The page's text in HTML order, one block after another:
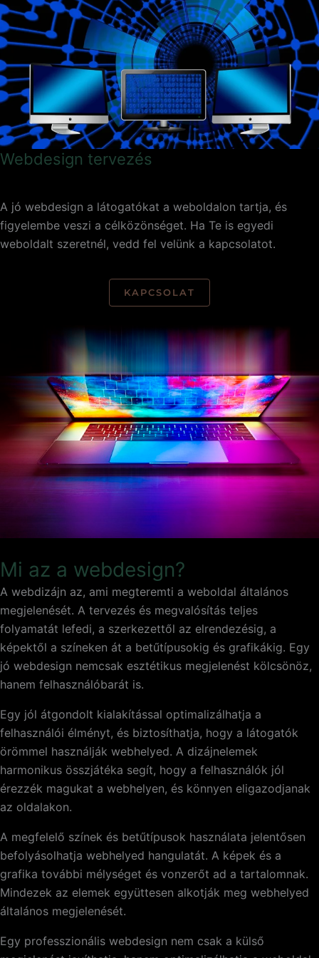
Webdesign tervezés
A jó webdesign a látogatókat a weboldalon tartja, és
figyelembe veszi a célközönséget. Ha Te is egyedi
weboldalt szeretnél, vedd fel velünk a kapcsolatot.
KAPCSOLAT
Mi az a webdesign?
A webdizájn az, ami megteremti a weboldal általános
megjelenését. A tervezés és megvalósítás teljes
folyamatát lefedi, a szerkezettől az elrendezésig, a
képektől a színeken át a betűtípusokig és grafikákig. Egy
jó webdesign nemcsak esztétikus megjelenést kölcsönöz,
hanem felhasználóbarát is.
Egy jól átgondolt kialakítással optimalizálhatja a
felhasználói élményt, és biztosíthatja, hogy a látogatók
örömmel használják webhelyed. A dizájnelemek
harmonikus összjátéka segít, hogy a felhasználók jól
érezzék magukat a webhelyen, és könnyen eligazodjanak
az oldalakon.
A megfelelő színek és betűtípusok használata jelentősen
befolyásolhatja webhelyed hangulatát. A képek és a
grafika további mélységet és vonzerőt ad a tartalomnak.
Mindezek az elemek együttesen alkotják meg webhelyed
általános megjelenését.
Egy professzionális webdesign nem csak a külső